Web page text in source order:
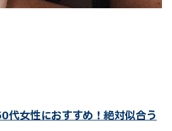
代女性におすすめ！絶対似合う